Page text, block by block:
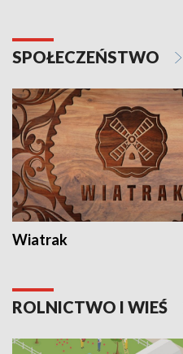
SPOŁECZEŃSTWO
Wiatrak
ROLNICTWO I WIEŚ